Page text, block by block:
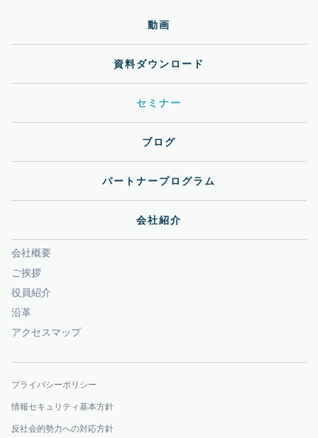
動画
資料ダウンロード
セミナー
ブログ
パートナープログラム
会社紹介
会社概要
ご挨拶
役員紹介
沿革
アクセスマップ
プライバシーポリシー
情報セキュリティ基本方針
反社会的勢力への対応方針